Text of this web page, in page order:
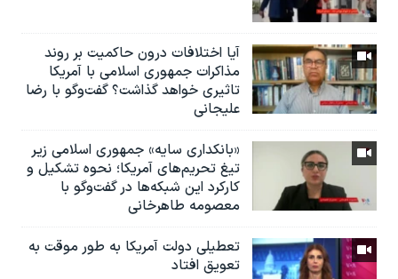
آیا اختلافات درون حاکمیت بر روند
مذاکرات جمهوری اسلامی با آمریکا
تاثیری خواهد گذاشت؟ گفت‌وگو با رضا
علیجانی
«بانکداری سایه» جمهوری اسلامی زیر
تیغ تحریم‌های آمریکا؛ نحوه تشکیل و
کارکرد این شبکه‌ها در گفت‌وگو با
معصومه طاهرخانی
تعطیلی دولت آمریکا به طور موقت به
تعویق افتاد